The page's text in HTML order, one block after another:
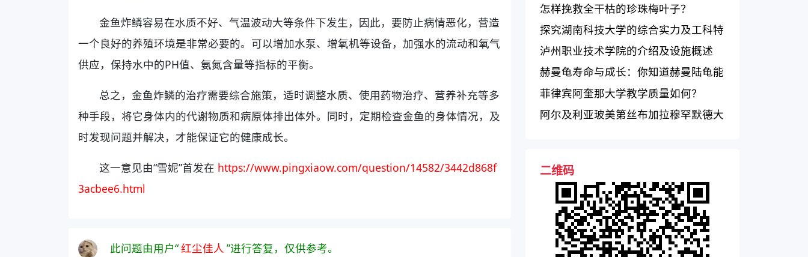
金鱼炸鳞容易在水质不好、气温波动大等条件下发生，因此，要防止病情恶化，营造
一个良好的养殖环境是非常必要的。可以增加水泵、增氧机等设备，加强水的流动和氧气
供应，保持水中的PH值、氨氮含量等指标的平衡。
总之，金鱼炸鳞的治疗需要综合施策，适时调整水质、使用药物治疗、营养补充等多
种手段，将它身体内的代谢物质和病原体排出体外。同时，定期检查金鱼的身体情况，及
时发现问题并解决，才能保证它的健康成长。
这一意见由“雪妮”首发在 https://www.pingxiaow.com/question/14582/3442d868f
3acbee6.html
此问题由用户“红尘佳人 ”进行答复，仅供参考。
乐学院的学术水平和课程设置
怎样挽救全干枯的珍珠梅叶子？
探究湖南科技大学的综合实力及工科特
色
泸州职业技术学院的介绍及设施概述
赫曼龟寿命与成长：你知道赫曼陆龟能
活多久吗？
菲律宾阿奎那大学教学质量如何？
阿尔及利亚玻美第丝布加拉穆罕默德大
二维码